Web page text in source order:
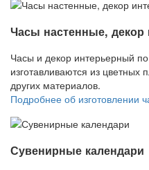
Часы настенные, декор
Часы и декор интерьерный
изготавливаются из цветных
других материалов.
Подробнее об изготовлении
Сувенирные календари